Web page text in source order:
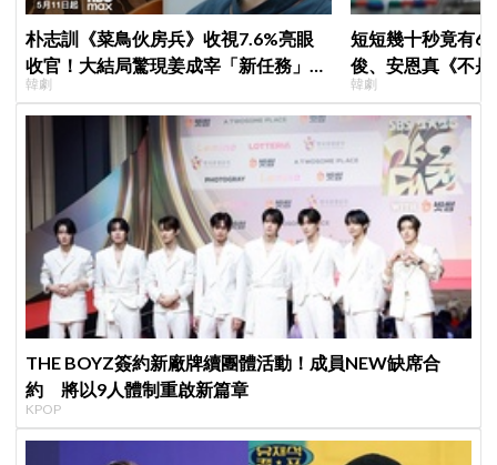
朴志訓《菜鳥伙房兵》收視7.6%亮眼
收官！大結局驚現姜成宰「新任務」彩
蛋，劇迷瘋狂敲碗第二季
韓劇
短短幾十秒竟有6
俊、安恩真《不
公開，網友直呼
韓劇
THE BOYZ簽約新廠牌續團體活動！成員NEW缺席合
約 將以9人體制重啟新篇章
KPOP